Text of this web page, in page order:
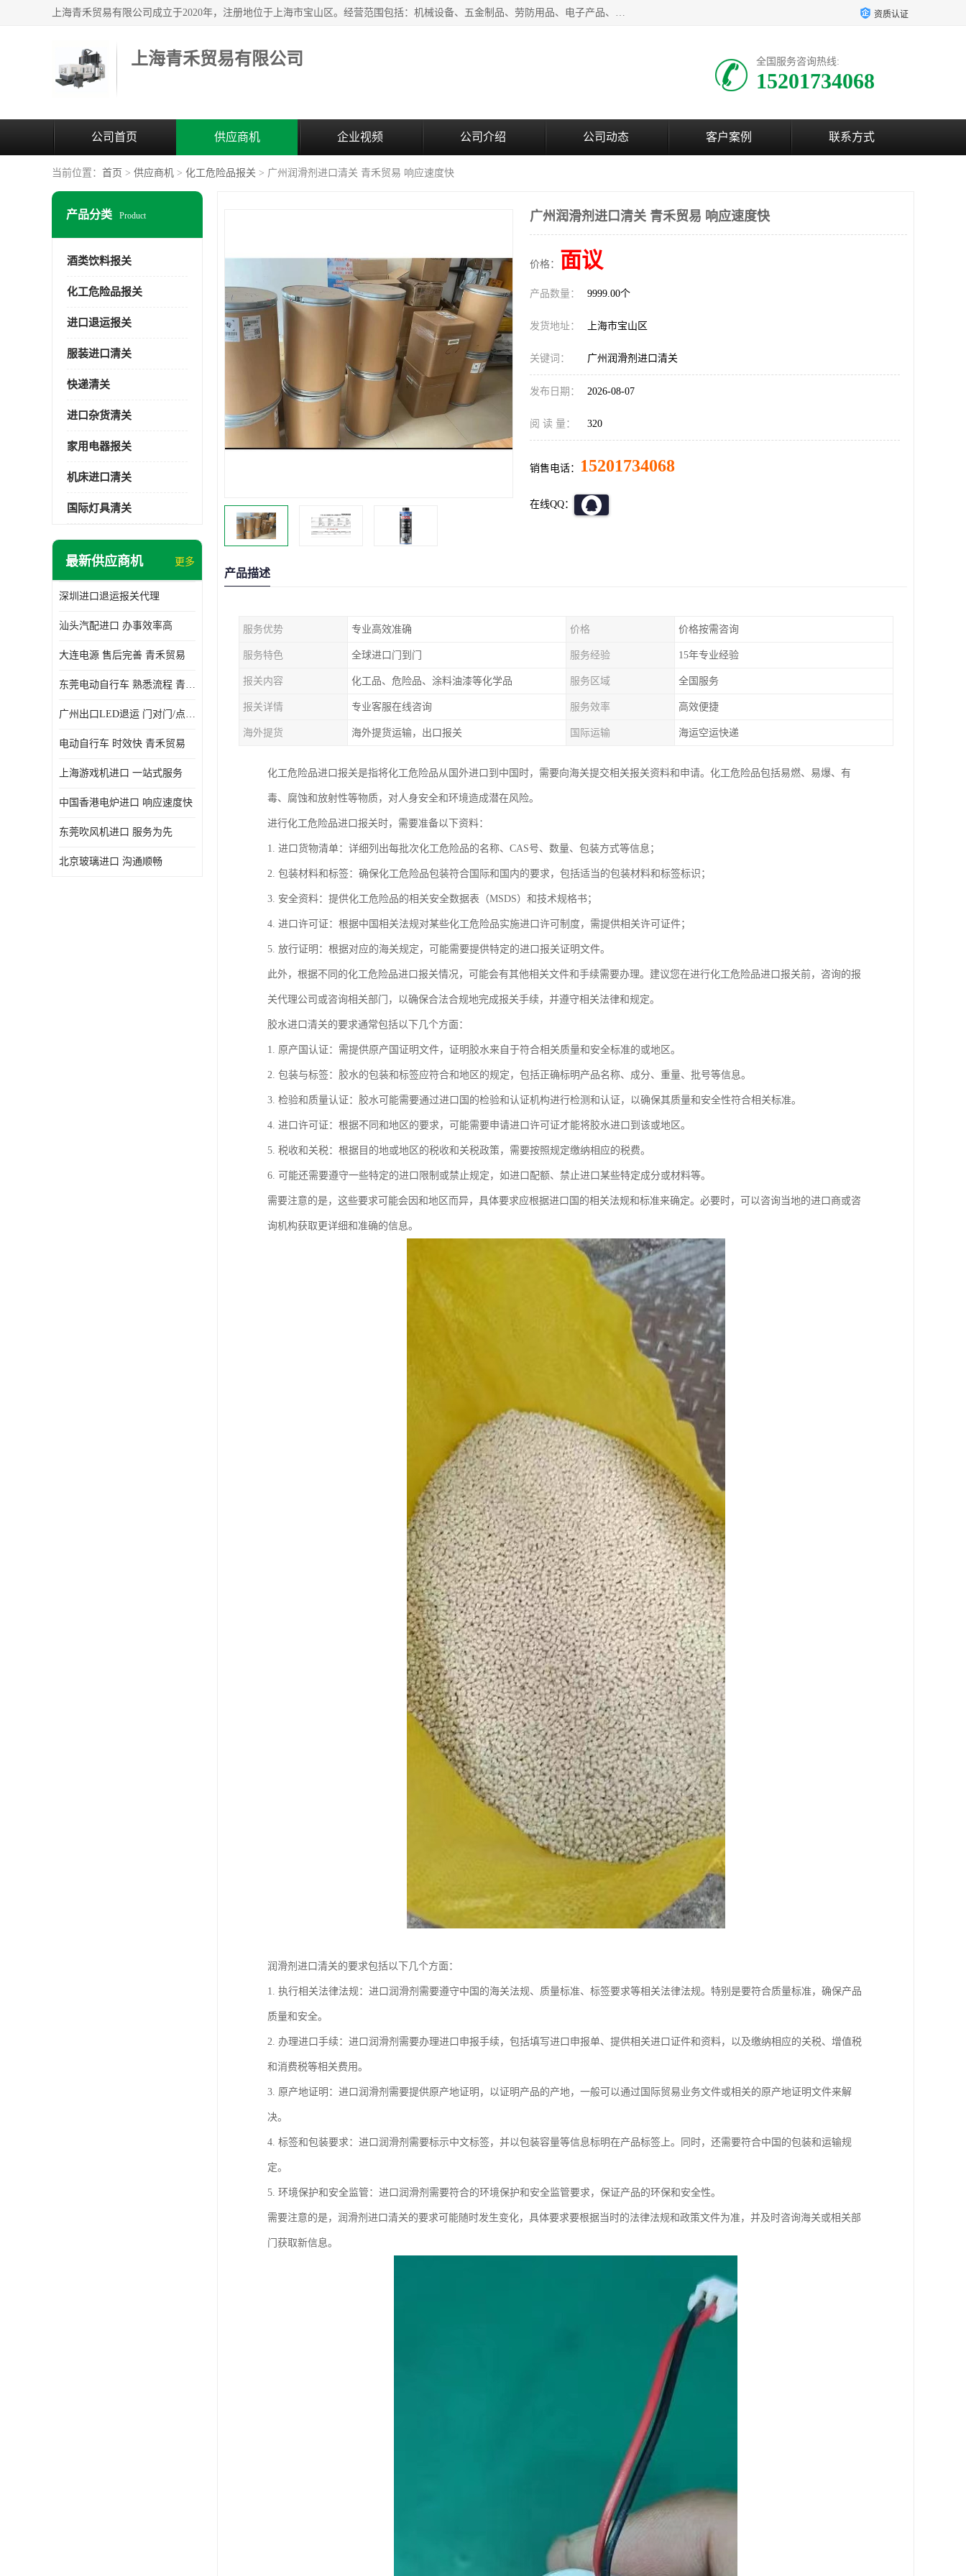
上海青禾贸易有限公司成立于2020年，注册地位于上海市宝山区。经营范围包括：机械设备、五金制品、劳防用品、电子产品、塑胶制品、家具、模具、纺织品、仪器仪表、建筑材料、装饰材料、化工产品、金属制品、机车配件等货物进出口报关、清关服务。 资质认证
上海青禾贸易有限公司 全国服务咨询热线:
15201734068
公司首页 供应商机 企业视频 公司介绍 公司动态 客户案例 联系方式
当前位置： 首页 > 供应商机 > 化工危险品报关 > 广州润滑剂进口清关 青禾贸易 响应速度快
产品分类 Product
酒类饮料报关
化工危险品报关
进口退运报关
服装进口清关
快递清关
进口杂货清关
家用电器报关
机床进口清关
国际灯具清关
最新供应商机 更多
深圳进口退运报关代理
汕头汽配进口 办事效率高
大连电源 售后完善 青禾贸易
东莞电动自行车 熟悉流程 青禾贸易
广州出口LED退运 门对门/点对点
电动自行车 时效快 青禾贸易
上海游戏机进口 一站式服务
中国香港电炉进口 响应速度快
东莞吹风机进口 服务为先
北京玻璃进口 沟通顺畅
广州润滑剂进口清关 青禾贸易 响应速度快
价格： 面议
产品数量： 9999.00个
发货地址： 上海市宝山区
关键词： 广州润滑剂进口清关
发布日期： 2026-08-07
阅 读 量： 320
销售电话： 15201734068
在线QQ：
产品描述
服务优势 专业高效准确 价格 价格按需咨询
服务特色 全球进口门到门 服务经验 15年专业经验
报关内容 化工品、危险品、涂料油漆等化学品 服务区域 全国服务
报关详情 专业客服在线咨询 服务效率 高效便捷
海外提货 海外提货运输，出口报关 国际运输 海运空运快递
化工危险品进口报关是指将化工危险品从国外进口到中国时，需要向海关提交相关报关资料和申请。化工危险品包括易燃、易爆、有
毒、腐蚀和放射性等物质，对人身安全和环境造成潜在风险。
进行化工危险品进口报关时，需要准备以下资料：
1. 进口货物清单：详细列出每批次化工危险品的名称、CAS号、数量、包装方式等信息；
2. 包装材料和标签：确保化工危险品包装符合国际和国内的要求，包括适当的包装材料和标签标识；
3. 安全资料：提供化工危险品的相关安全数据表（MSDS）和技术规格书；
4. 进口许可证：根据中国相关法规对某些化工危险品实施进口许可制度，需提供相关许可证件；
5. 放行证明：根据对应的海关规定，可能需要提供特定的进口报关证明文件。
此外，根据不同的化工危险品进口报关情况，可能会有其他相关文件和手续需要办理。建议您在进行化工危险品进口报关前，咨询的报
关代理公司或咨询相关部门，以确保合法合规地完成报关手续，并遵守相关法律和规定。
胶水进口清关的要求通常包括以下几个方面：
1. 原产国认证：需提供原产国证明文件，证明胶水来自于符合相关质量和安全标准的或地区。
2. 包装与标签：胶水的包装和标签应符合和地区的规定，包括正确标明产品名称、成分、重量、批号等信息。
3. 检验和质量认证：胶水可能需要通过进口国的检验和认证机构进行检测和认证，以确保其质量和安全性符合相关标准。
4. 进口许可证：根据不同和地区的要求，可能需要申请进口许可证才能将胶水进口到该或地区。
5. 税收和关税：根据目的地或地区的税收和关税政策，需要按照规定缴纳相应的税费。
6. 可能还需要遵守一些特定的进口限制或禁止规定，如进口配额、禁止进口某些特定成分或材料等。
需要注意的是，这些要求可能会因和地区而异，具体要求应根据进口国的相关法规和标准来确定。必要时，可以咨询当地的进口商或咨
询机构获取更详细和准确的信息。
润滑剂进口清关的要求包括以下几个方面：
1. 执行相关法律法规：进口润滑剂需要遵守中国的海关法规、质量标准、标签要求等相关法律法规。特别是要符合质量标准，确保产品
质量和安全。
2. 办理进口手续：进口润滑剂需要办理进口申报手续，包括填写进口申报单、提供相关进口证件和资料，以及缴纳相应的关税、增值税
和消费税等相关费用。
3. 原产地证明：进口润滑剂需要提供原产地证明，以证明产品的产地，一般可以通过国际贸易业务文件或相关的原产地证明文件来解
决。
4. 标签和包装要求：进口润滑剂需要标示中文标签，并以包装容量等信息标明在产品标签上。同时，还需要符合中国的包装和运输规
定。
5. 环境保护和安全监管：进口润滑剂需要符合的环境保护和安全监管要求，保证产品的环保和安全性。
需要注意的是，润滑剂进口清关的要求可能随时发生变化，具体要求要根据当时的法律法规和政策文件为准，并及时咨询海关或相关部
门获取新信息。